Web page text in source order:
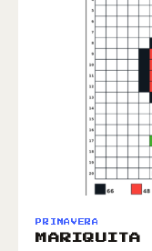
PRIMAVERA